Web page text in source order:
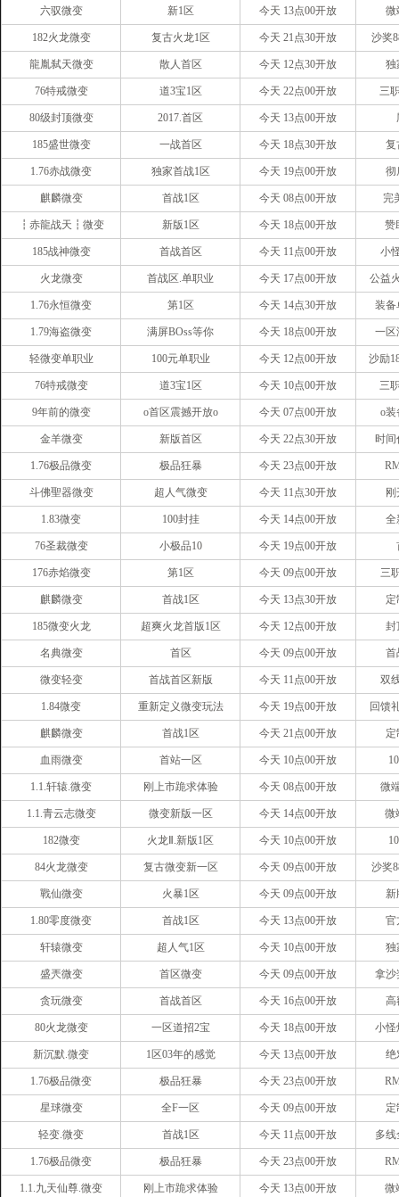
六驭微变 新1区 今天 13点00开放 微
182火龙微变 复古火龙1区 今天 21点30开放 沙奖
龍胤弑天微变 散人首区 今天 12点30开放 独
76特戒微变 道3宝1区 今天 22点00开放 三
80级封顶微变 2017.首区 今天 13点00开放
185盛世微变 一战首区 今天 18点30开放 复
1.76赤战微变 独家首战1区 今天 19点00开放 彻
麒麟微变 首战1区 今天 08点00开放 完
┇赤龍战天┇微变 新版1区 今天 18点00开放 赞
185战神微变 首战首区 今天 11点00开放 小
火龙微变 首战区.单职业 今天 17点00开放 公益
1.76永恒微变 第1区 今天 14点30开放 装备
1.79海盗微变 满屏BOss等你 今天 18点00开放 一区
轻微变单职业 100元单职业 今天 12点00开放 沙励
76特戒微变 道3宝1区 今天 10点00开放 三
9年前的微变 o首区震撼开放o 今天 07点00开放 o装
金羊微变 新版首区 今天 22点30开放 时
1.76极品微变 极品狂暴 今天 23点00开放
斗佛聖器微变 超人气微变 今天 11点30开放 刚
1.83微变 100封挂 今天 14点00开放 全
76圣裁微变 小极品10 今天 19点00开放
176赤焰微变 第1区 今天 09点00开放 三
麒麟微变 首战1区 今天 13点30开放 定
185微变火龙 超爽火龙首版1区 今天 12点00开放 封
名典微变 首区 今天 09点00开放 首
微变轻变 首战首区新版 今天 11点00开放 双
1.84微变 重新定义微变玩法 今天 19点00开放 回馈
麒麟微变 首战1区 今天 21点00开放 定
血雨微变 首站一区 今天 10点00开放
1.1.轩辕.微变 刚上市跪求体验 今天 08点00开放 微
1.1.青云志微变 微变新版一区 今天 14点00开放 微
182微变 火龙Ⅱ.新版1区 今天 10点00开放
84火龙微变 复古微变新一区 今天 09点00开放 沙奖
戰仙微变 火暴1区 今天 09点00开放 新
1.80零度微变 首战1区 今天 13点00开放 官
轩辕微变 超人气1区 今天 10点00开放 独
盛兲微变 首区微变 今天 09点00开放 拿沙
贪玩微变 首战首区 今天 16点00开放 高
80火龙微变 一区道招2宝 今天 18点00开放 小怪
新沉默.微变 1区03年的感觉 今天 13点00开放 绝
1.76极品微变 极品狂暴 今天 23点00开放
星球微变 全F一区 今天 09点00开放 定
轻变.微变 首战1区 今天 11点00开放 多
1.76极品微变 极品狂暴 今天 23点00开放
1.1.九天仙尊.微变 刚上市跪求体验 今天 13点00开放 微